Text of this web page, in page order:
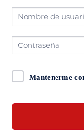
Mantenerme